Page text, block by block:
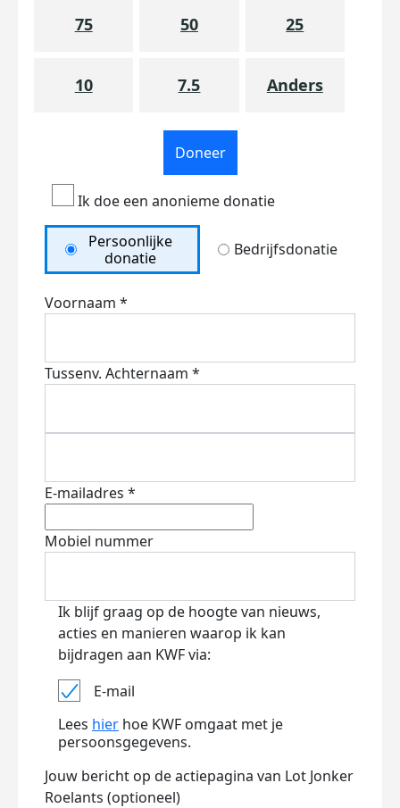
75 50 25
10 7.5 Anders
Doneer
Ik doe een anonieme donatie
Persoonlijke
donatie
Bedrijfsdonatie
Voornaam *
Tussenv. Achternaam *
E-mailadres *
Mobiel nummer
Ik blijf graag op de hoogte van nieuws,
acties en manieren waarop ik kan
bijdragen aan KWF via:
E-mail
Lees hier hoe KWF omgaat met je
persoonsgegevens.
Jouw bericht op de actiepagina van Lot Jonker
Roelants (optioneel)